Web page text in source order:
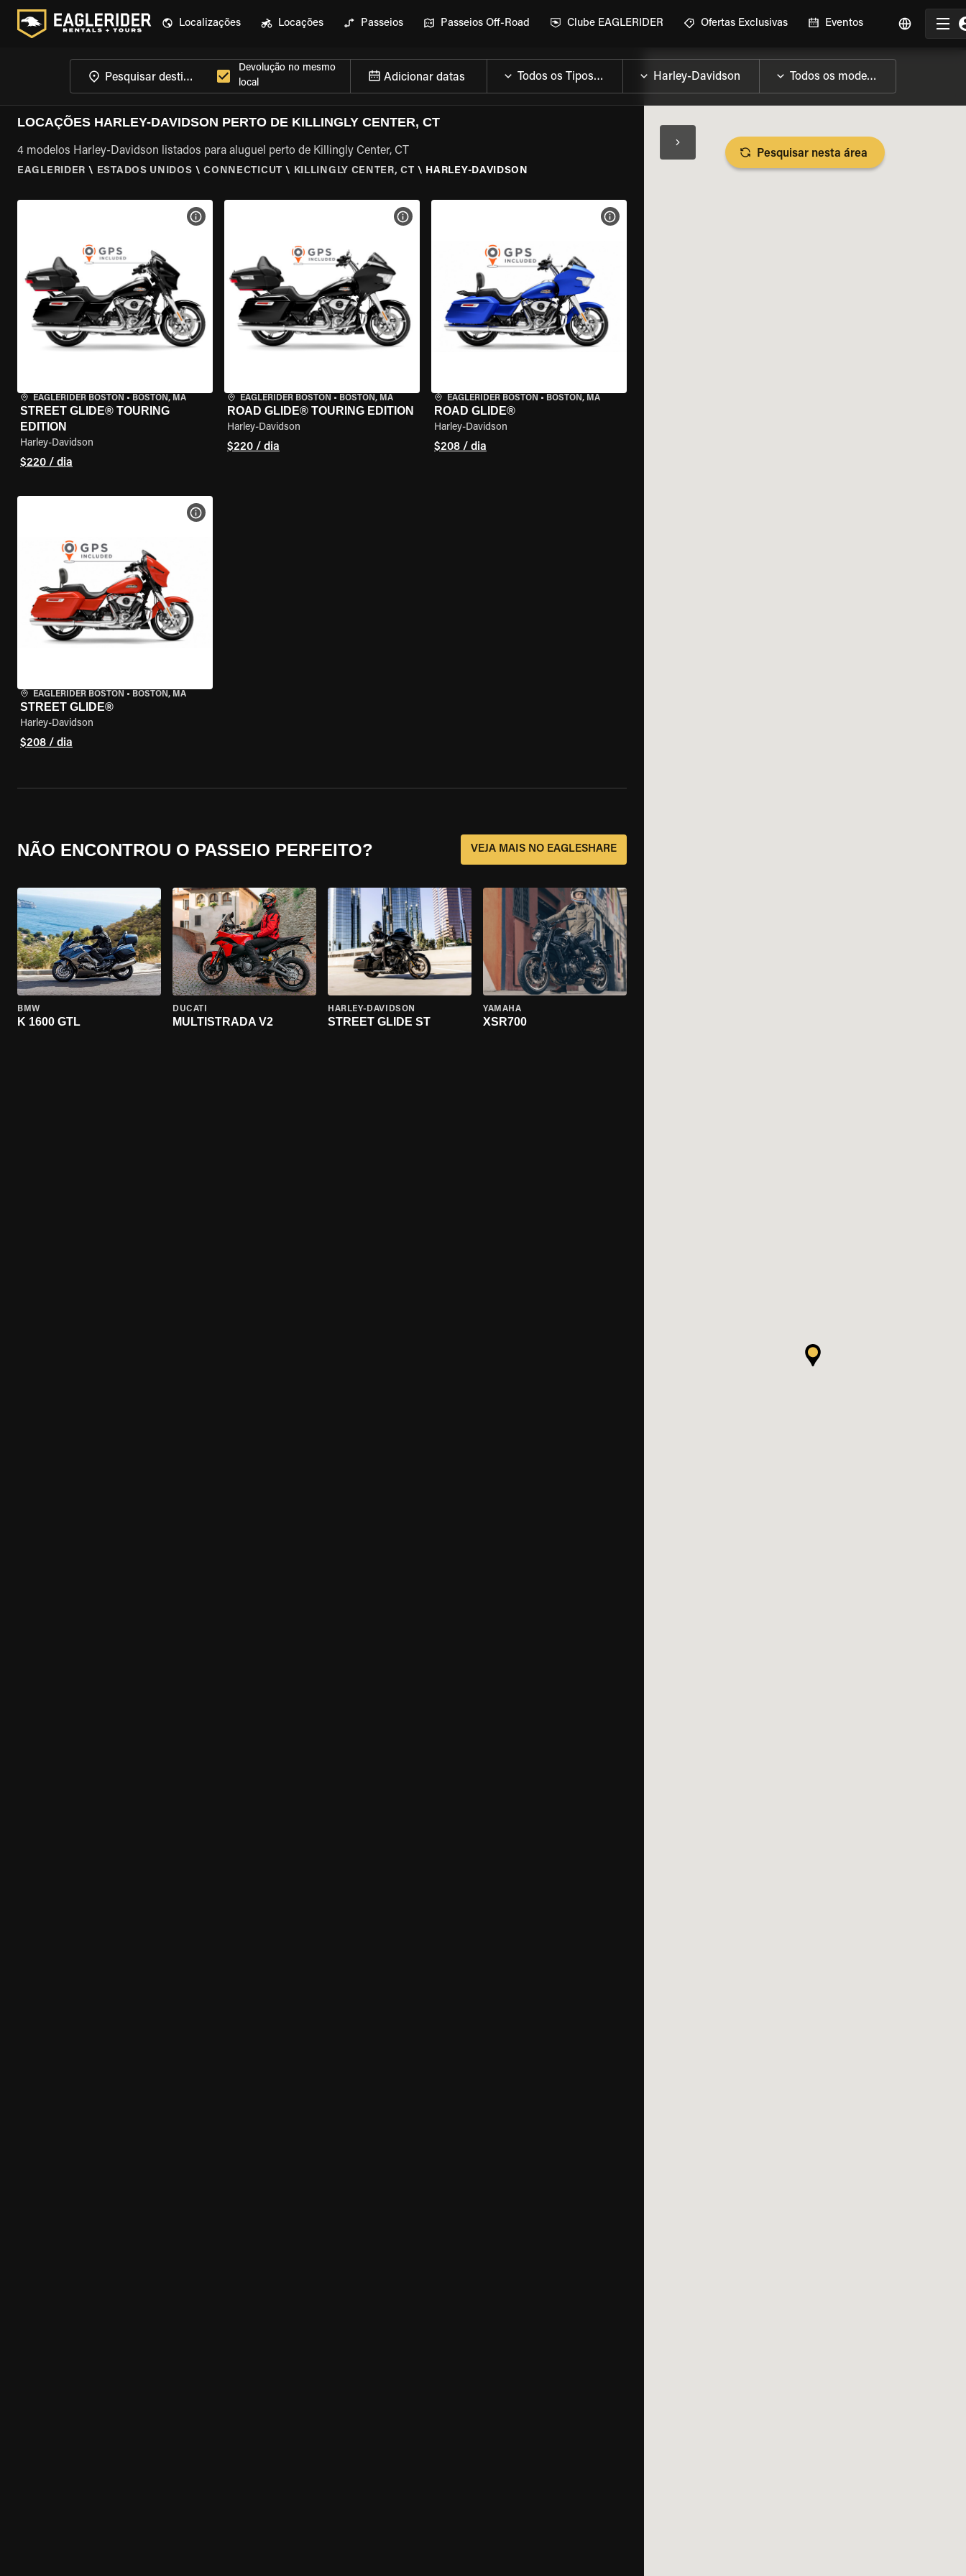
Localizações Locações Passeios Passeios Off-Road Clube EAGLERIDER Ofertas Exclusivas Eventos
Devolução no mesmo
local
Adicionar datas
LOCAÇÕES HARLEY-DAVIDSON PERTO DE KILLINGLY CENTER, CT
4 modelos Harley-Davidson listados para aluguel perto de Killingly Center, CT
EAGLERIDER \ ESTADOS UNIDOS \ CONNECTICUT \ KILLINGLY CENTER, CT \ HARLEY-DAVIDSON
EAGLERIDER BOSTON • BOSTON, MA
STREET GLIDE® TOURING
EDITION
Harley-Davidson
$220 / dia
VER ESPECIFICAÇÕES DA MOTO
EAGLERIDER BOSTON • BOSTON, MA
ROAD GLIDE® TOURING EDITION
Harley-Davidson
$220 / dia
VER ESPECIFICAÇÕES DA MOTO
EAGLERIDER BOSTON • BOSTON, MA
ROAD GLIDE®
Harley-Davidson
$208 / dia
VER ESPECIFICAÇÕES DA MOTO
EAGLERIDER BOSTON • BOSTON, MA
STREET GLIDE®
Harley-Davidson
$208 / dia
VER ESPECIFICAÇÕES DA MOTO
NÃO ENCONTROU O PASSEIO PERFEITO? VEJA MAIS NO EAGLESHARE
BMW
K 1600 GTL
DUCATI
MULTISTRADA V2
HARLEY-DAVIDSON
STREET GLIDE ST
YAMAHA
XSR700
Pesquisar nesta área